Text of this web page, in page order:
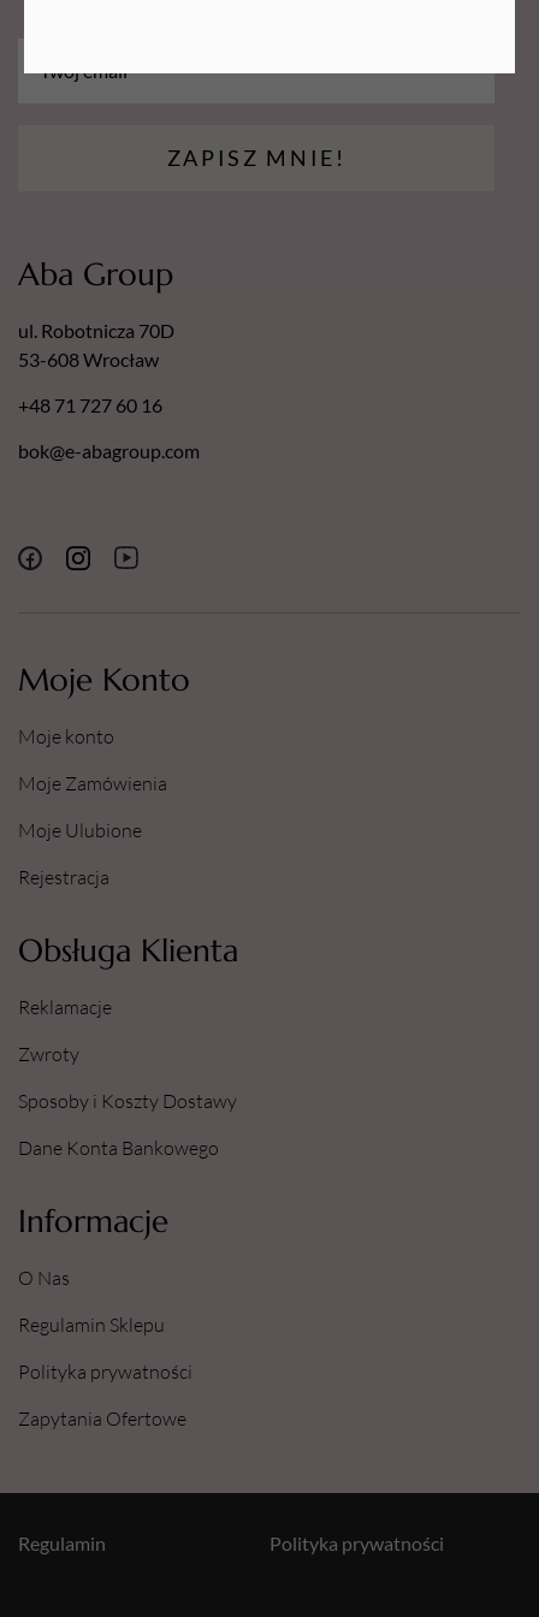
ZAPISZ MNIE!
Moje Konto
Moje konto
Moje Zamówienia
Moje Ulubione
Rejestracja
Obsługa Klienta
Reklamacje
Zwroty
Sposoby i Koszty Dostawy
Dane Konta Bankowego
Informacje
O Nas
Regulamin Sklepu
Polityka prywatności
Zapytania Ofertowe
Aba Group
ul. Robotnicza 70D
53-608 Wrocław
+48 71 727 60 16
bok@e-abagroup.com
Polityka prywatności
Regulamin